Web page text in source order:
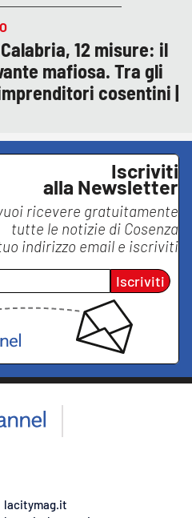
12 misure: il
mafiosa. Tra gli
cosentini |
Iscriviti
alla Newsletter
ricevere gratuitamente
tutte le notizie di Cosenza
indirizzo email e iscriviti
Iscriviti
lacitymag.it